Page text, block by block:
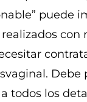
puede
con
Debe
todos los